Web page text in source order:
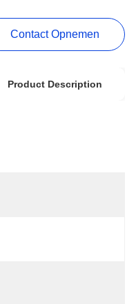
Contact Opnemen
Product Description